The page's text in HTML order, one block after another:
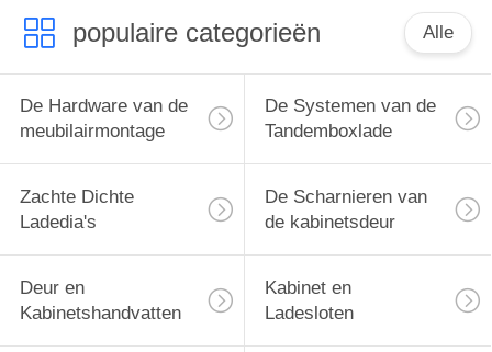
populaire categorieën Alle
De Hardware van de
meubilairmontage
De Systemen van de
Tandemboxlade
Zachte Dichte
Ladedia's
De Scharnieren van
de kabinetsdeur
Deur en
Kabinetshandvatten
Kabinet en
Ladesloten